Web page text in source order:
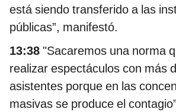
está siendo transferido a las
públicas”, manifestó.
13:38 "Sacaremos una norma
realizar espectáculos con más
asistentes porque en las
masivas se produce el